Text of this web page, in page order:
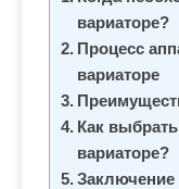
вариаторе?
Процесс
вариаторе
Как
вариаторе?
Заключение